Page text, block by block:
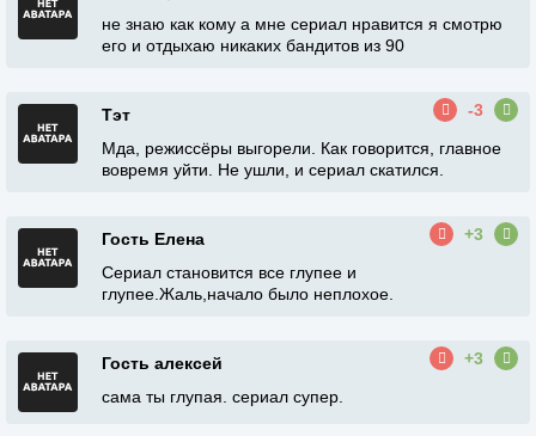
не знаю как кому а мне сериал нравится я смотрю
его и отдыхаю никаких бандитов из 90
Тэт
-3
Мда, режиссёры выгорели. Как говорится, главное
вовремя уйти. Не ушли, и сериал скатился.
Гость Елена
+3
Сериал становится все глупее и
глупее.Жаль,начало было неплохое.
Гость алексей
+3
сама ты глупая. сериал супер.